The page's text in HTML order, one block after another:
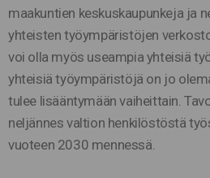
maakuntien keskuskaupunkeja ja
yhteisten työympäristöjen
voi olla myös useampia yhteisiä
yhteisiä työympäristöjä on jo
tulee lisääntymään vaiheittain.
neljännes valtion henkilöstöstä
vuoteen 2030 mennessä.